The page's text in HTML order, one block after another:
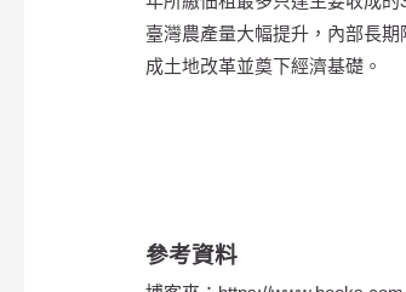
臺灣農產量大幅提升，內部長
成土地改革並奠下經濟基礎。
參考資料